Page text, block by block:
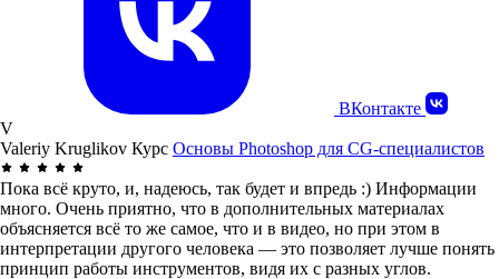
ВКонтакте
V
Valeriy Kruglikov Курс Основы Photoshop для CG-специалистов
Пока всё круто, и, надеюсь, так будет и впредь :) Информации
много. Очень приятно, что в дополнительных материалах
объясняется всё то же самое, что и в видео, но при этом в
интерпретации другого человека — это позволяет лучше понять
принцип работы инструментов, видя их с разных углов.